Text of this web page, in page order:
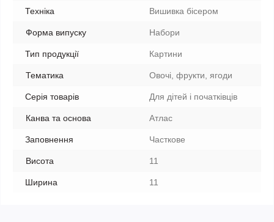
Техніка Вишивка бісером
Форма випуску Набори
Тип продукції Картини
Тематика Овочі, фрукти, ягоди
Серія товарів Для дітей і початківців
Канва та основа Атлас
Заповнення Часткове
Висота 11
Ширина 11